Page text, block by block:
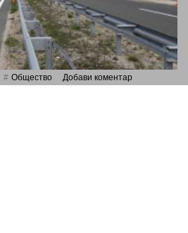
Общество Добави коментар